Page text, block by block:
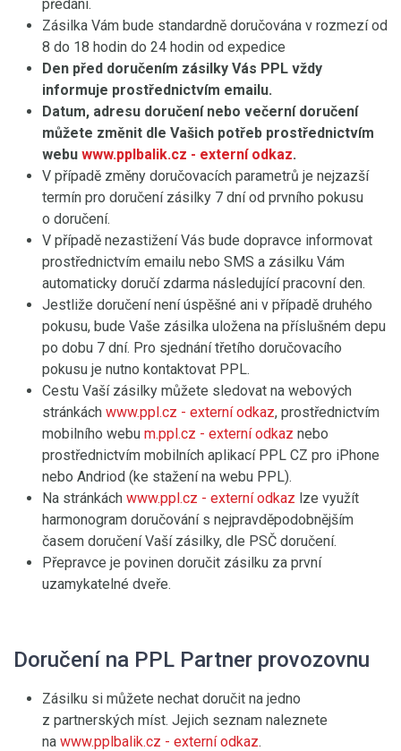
předání.
Zásilka Vám bude standardně doručována v rozmezí od
8 do 18 hodin do 24 hodin od expedice
Den před doručením zásilky Vás PPL vždy
informuje prostřednictvím emailu.
Datum, adresu doručení nebo večerní doručení
můžete změnit dle Vašich potřeb prostřednictvím
webu www.pplbalik.cz - externí odkaz.
V případě změny doručovacích parametrů je nejzazší
termín pro doručení zásilky 7 dní od prvního pokusu
o doručení.
V případě nezastižení Vás bude dopravce informovat
prostřednictvím emailu nebo SMS a zásilku Vám
automaticky doručí zdarma následující pracovní den.
Jestliže doručení není úspěšné ani v případě druhého
pokusu, bude Vaše zásilka uložena na příslušném depu
po dobu 7 dní. Pro sjednání třetího doručovacího
pokusu je nutno kontaktovat PPL.
Cestu Vaší zásilky můžete sledovat na webových
stránkách www.ppl.cz - externí odkaz, prostřednictvím
mobilního webu m.ppl.cz - externí odkaz nebo
prostřednictvím mobilních aplikací PPL CZ pro iPhone
nebo Andriod (ke stažení na webu PPL).
Na stránkách www.ppl.cz - externí odkaz lze využít
harmonogram doručování s nejpravděpodobnějším
časem doručení Vaší zásilky, dle PSČ doručení.
Přepravce je povinen doručit zásilku za první
uzamykatelné dveře.
Doručení na PPL Partner provozovnu
Zásilku si můžete nechat doručit na jedno
z partnerských míst. Jejich seznam naleznete
na www.pplbalik.cz - externí odkaz.